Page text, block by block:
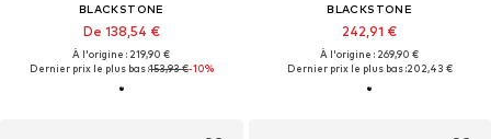
BLACKSTONE
De 138,54 €
À l'origine : 219,90 €
Dernier prix le plus bas :153,93 €-10%
BLACKSTONE
242,91 €
À l'origine : 269,90 €
Dernier prix le plus bas :202,43 €